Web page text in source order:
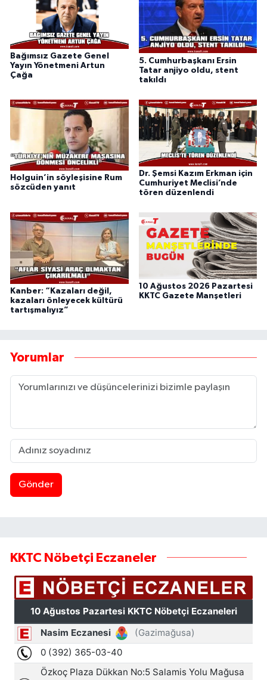
Bağımsız Gazete Genel
Yayın Yönetmeni Artun
Çağa
5. Cumhurbaşkanı Ersin
Tatar anjiyo oldu, stent
takıldı
Holguin’in söyleşisine Rum
sözcüden yanıt
Dr. Şemsi Kazım Erkman için
Cumhuriyet Meclisi’nde
tören düzenlendi
Kanber: “Kazaları değil,
kazaları önleyecek kültürü
tartışmalıyız”
10 Ağustos 2026 Pazartesi
KKTC Gazete Manşetleri
Yorumlar
Gönder
KKTC Nöbetçi Eczaneler